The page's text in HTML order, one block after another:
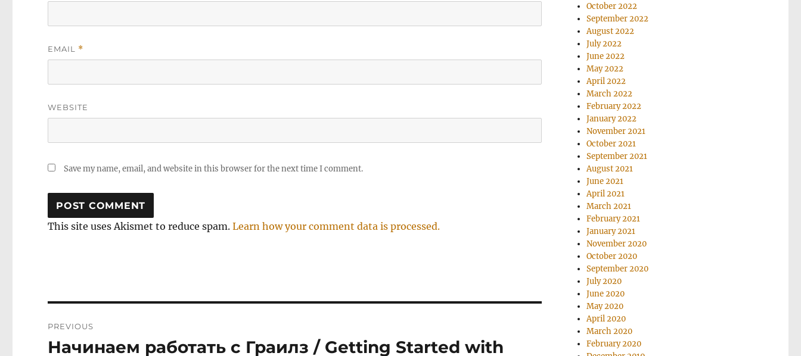
EMAIL *
WEBSITE
Save my name, email, and website in this browser for the next time I comment.
This site uses Akismet to reduce spam.Learn how your comment data is processed.
navigation
PREVIOUS
Previous
Начинаем работать с Граилз / Getting Started with
October 2022
September 2022
August 2022
July 2022
June 2022
May 2022
April 2022
March 2022
February 2022
January 2022
November 2021
October 2021
September 2021
August 2021
June 2021
April 2021
March 2021
February 2021
January 2021
November 2020
October 2020
September 2020
July 2020
June 2020
May 2020
April 2020
March 2020
February 2020